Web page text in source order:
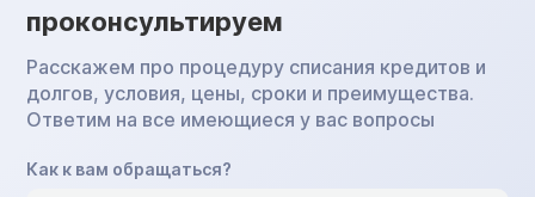
проконсультируем
Расскажем про процедуру списания кредитов и
долгов, условия, цены, сроки и преимущества.
Ответим на все имеющиеся у вас вопросы
Как к вам обращаться?